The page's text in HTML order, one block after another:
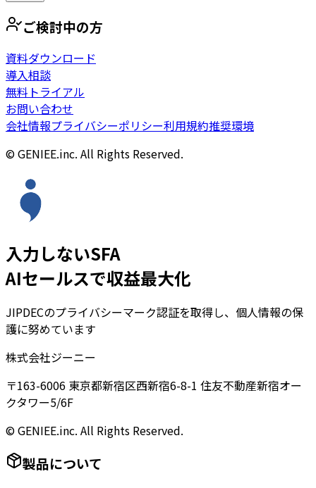
ご検討中の方
資料ダウンロード
導入相談
無料トライアル
お問い合わせ
会社情報プライバシーポリシー利用規約推奨環境
© GENIEE.inc. All Rights Reserved.
入力しないSFA
AIセールスで収益最大化
JIPDECのプライバシーマーク認証を取得し、個人情報の保
護に努めています
株式会社ジーニー
〒163-6006 東京都新宿区西新宿6-8-1 住友不動産新宿オー
クタワー5/6F
© GENIEE.inc. All Rights Reserved.
製品について